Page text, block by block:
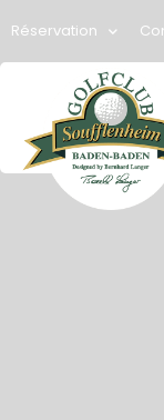
Réservation